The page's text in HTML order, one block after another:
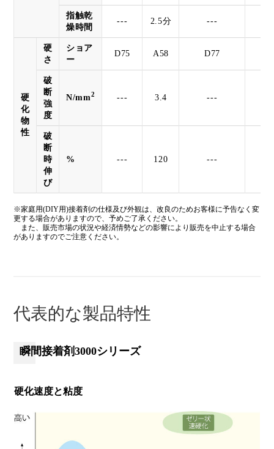
指触乾
燥時間
--- 2.5分 ---
硬
化
物
性
硬
さ
ショア
ー
D75 A58 D77
破
断
強
度
N/mm2 --- 3.4 ---
破
断
時
伸
び
% --- 120 ---
※家庭用(DIY用)接着剤の仕様及び外観は、改良のためお客様に予告なく変
更する場合がありますので、予めご了承ください。
また、販売市場の状況や経済情勢などの影響により販売を中止する場合
がありますのでご注意ください。
代表的な製品特性
瞬間接着剤3000シリーズ
硬化速度と粘度